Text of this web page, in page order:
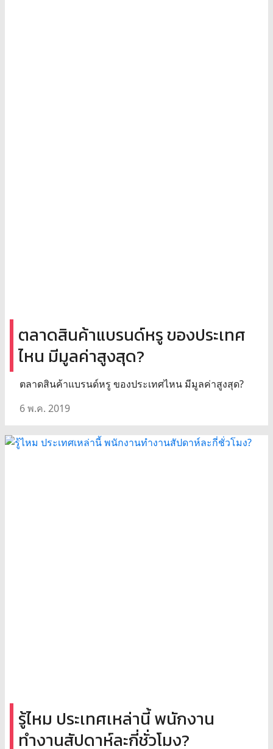
ตลาดสินค้าแบรนด์หรู ของประเทศ
ไหน มีมูลค่าสูงสุด?
ตลาดสินค้าแบรนด์หรู ของประเทศไหน มีมูลค่าสูงสุด?
6 พ.ค. 2019
รู้ไหม ประเทศเหล่านี้ พนักงาน
ทำงานสัปดาห์ละกี่ชั่วโมง?